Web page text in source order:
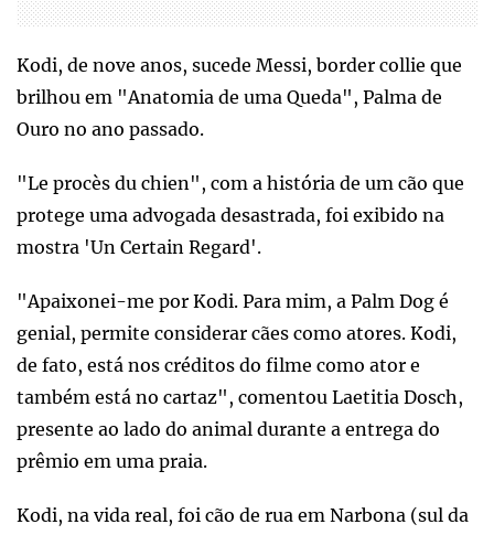
Kodi, de nove anos, sucede Messi, border collie que
brilhou em "Anatomia de uma Queda", Palma de
Ouro no ano passado.
"Le procès du chien", com a história de um cão que
protege uma advogada desastrada, foi exibido na
mostra 'Un Certain Regard'.
"Apaixonei-me por Kodi. Para mim, a Palm Dog é
genial, permite considerar cães como atores. Kodi,
de fato, está nos créditos do filme como ator e
também está no cartaz", comentou Laetitia Dosch,
presente ao lado do animal durante a entrega do
prêmio em uma praia.
Kodi, na vida real, foi cão de rua em Narbona (sul da